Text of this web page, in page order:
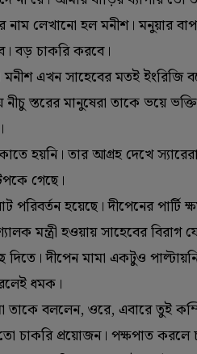
নাম লেখানো হল মনীশ।
বড় চাকরি করবে।
এখন সাহেবের মতই ইংরিজি
নীচু স্তরের মানুষেরা তাকে
হয়নি। তার আগ্রহ দেখে
গেছে।
হয়েছে। দীপেনের পার্টি
মন্ত্রী হওয়ায় সাহেবের
দীপেন মামা একটুও
ধমক।
বললেন, ওরে, এবারে তুই
চাকরি প্রয়োজন। পক্ষপাত করলে